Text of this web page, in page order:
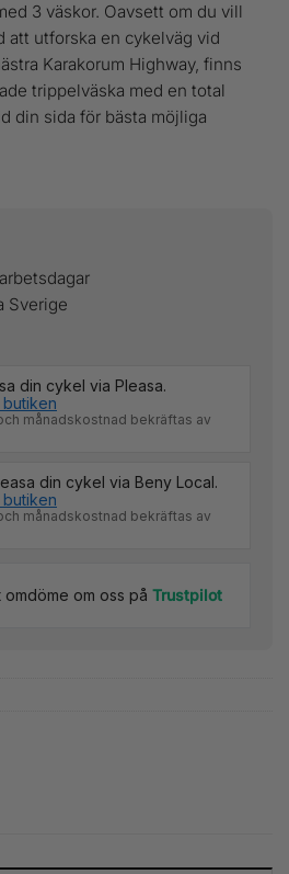
3 väskor. Oavsett om du vill
att utforska en cykelväg vid
Karakorum Highway, finns
trippelväska med en total
din sida för bästa möjliga
Sverige
din cykel via Pleasa.
butiken
månadskostnad bekräftas av
din cykel via Beny Local.
butiken
månadskostnad bekräftas av
omdöme om oss på Trustpilot